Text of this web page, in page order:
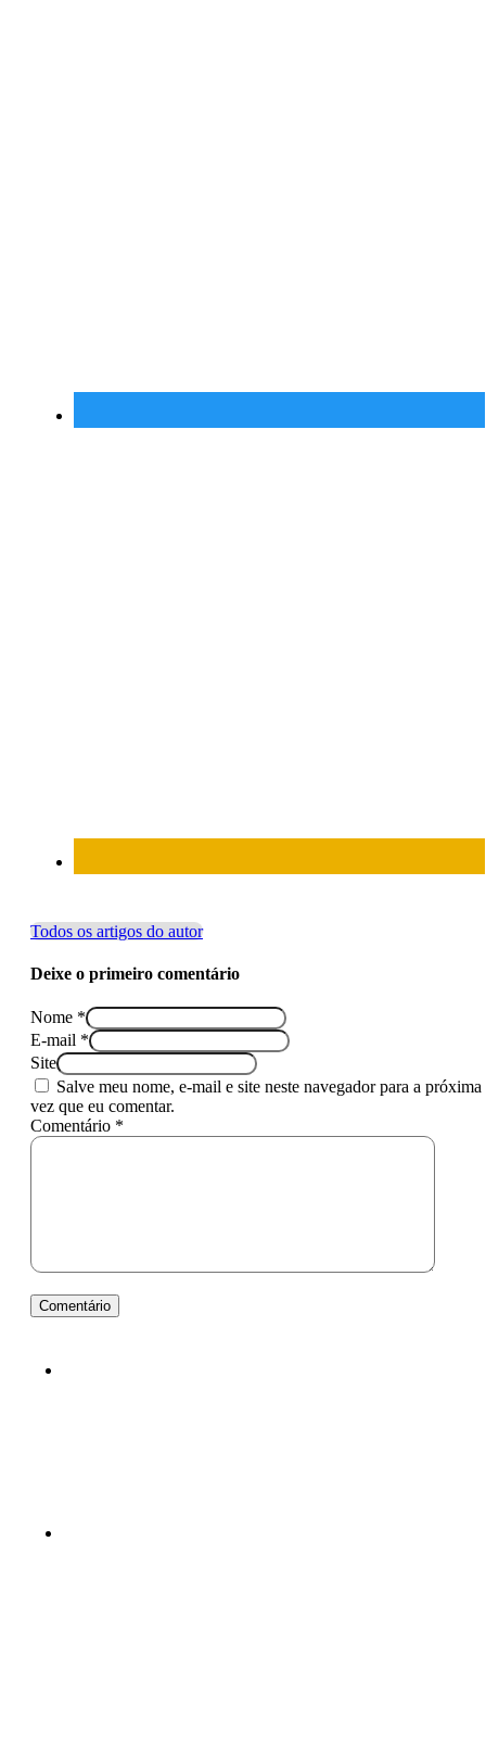
Todos os artigos do autor
Deixe o primeiro comentário
Nome *
E-mail *
Site
Salve meu nome, e-mail e site neste navegador para a próxima
vez que eu comentar.
Comentário *